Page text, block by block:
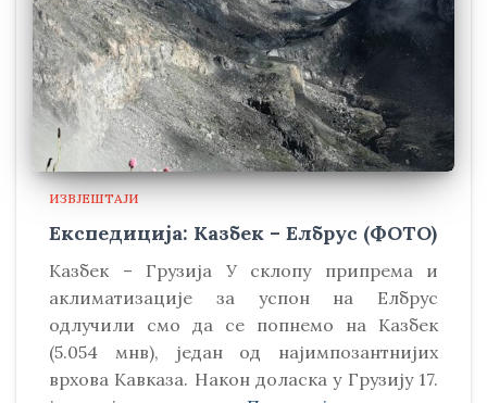
ИЗВЈЕШТАЈИ
Експедиција: Казбек – Елбрус (ФОТО)
Kазбек – Грузија У склопу припрема и
аклиматизације за успон на Елбрус
одлучили смо да се попнемо на Kазбек
(5.054 мнв), један од најимпозантнијих
врхова Kавказа. Након доласка у Грузију 17.